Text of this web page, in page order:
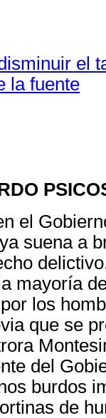
el
suena a
mayoría
los
que se
del
burdos
de